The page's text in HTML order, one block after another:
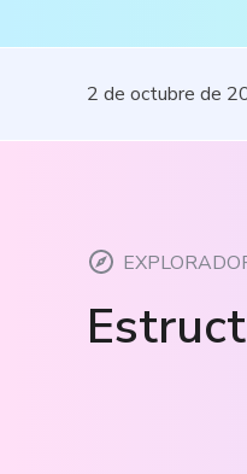
2 de octubre de